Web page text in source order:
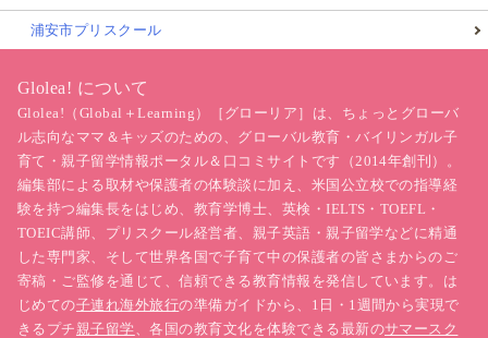
浦安市プリスクール
Glolea! について
Glolea!（Global＋Learning）［グローリア］は、ちょっとグローバ
ル志向なママ＆キッズのための、グローバル教育・バイリンガル子
育て・親子留学情報ポータル＆口コミサイトです（2014年創刊）。
編集部による取材や保護者の体験談に加え、米国公立校での指導経
験を持つ編集長をはじめ、教育学博士、英検・IELTS・TOEFL・
TOEIC講師、プリスクール経営者、親子英語・親子留学などに精通
した専門家、そして世界各国で子育て中の保護者の皆さまからのご
寄稿・ご監修を通じて、信頼できる教育情報を発信しています。は
じめての子連れ海外旅行の準備ガイドから、1日・1週間から実現で
きるプチ親子留学、各国の教育文化を体験できる最新のサマースク